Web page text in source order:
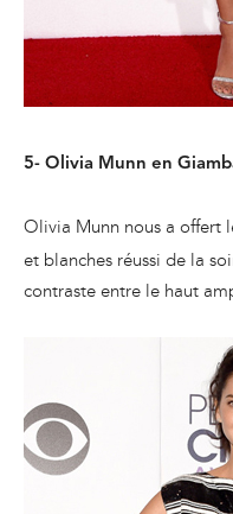
5- Olivia Munn en
Olivia Munn nous a offert
et blanches réussi de la
contraste entre le haut